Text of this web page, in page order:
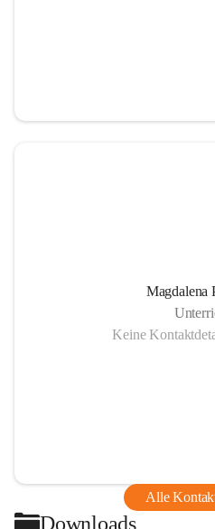
Magdalena
Keine
Alle
Downloads